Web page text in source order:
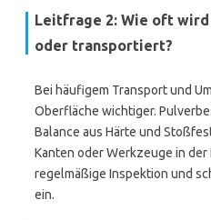
Leitfrage 2: Wie oft
oder transportiert?
Bei häufigem Transport und
Oberfläche wichtiger.
Balance aus Härte und
Kanten oder Werkzeuge in der
regelmäßige Inspektion und
ein.